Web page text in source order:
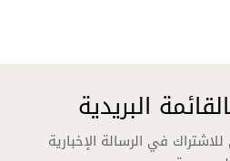
البريدية
في الرسالة الإخبارية